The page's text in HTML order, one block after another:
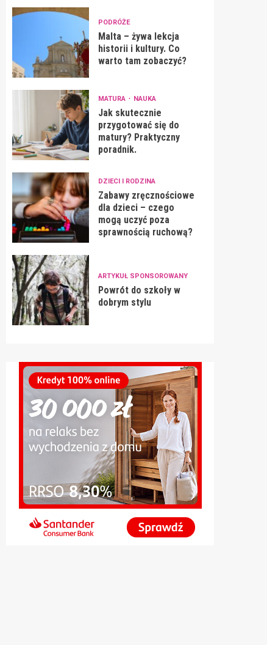
PODRÓŻE
Malta – żywa lekcja
historii i kultury. Co
warto tam zobaczyć?
MATURA NAUKA
Jak skutecznie
przygotować się do
matury? Praktyczny
poradnik.
DZIECI I RODZINA
Zabawy zręcznościowe
dla dzieci – czego
mogą uczyć poza
sprawnością ruchową?
ARTYKUŁ SPONSOROWANY
Powrót do szkoły w
dobrym stylu